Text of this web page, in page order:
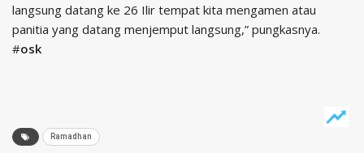
langsung datang ke 26 Ilir tempat kita mengamen atau
panitia yang datang menjemput langsung,” pungkasnya.
#osk
Ramadhan